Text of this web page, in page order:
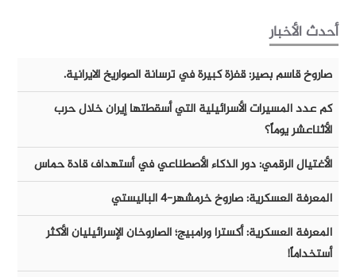
أحدث الأخبار
صاروخ قاسم بصير: قفزة كبيرة في ترسانة الصواريخ الايرانية.
كم عدد المسيرات الأسرائيلية التي أسقطتها إيران خلال حرب
الأثناعشر يوماً؟
الأغتيال الرقمي: دور الذكاء الأصطناعي في أستهداف قادة حماس
المعرفة العسكرية: صاروخ خرمشهر-٤ الباليستي
المعرفة العسكرية: أكسترا ورامبيج؛ الصاروخان الإسرائيليان الأكثر
أستخداماً!